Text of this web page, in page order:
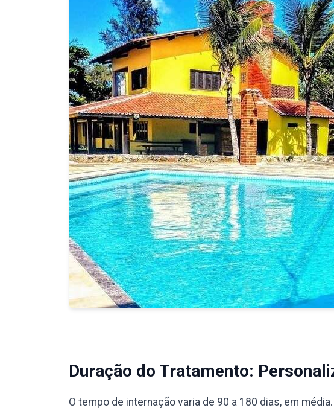
Duração do Tratamento:
O tempo de internação varia de 90 a 180 dias, em